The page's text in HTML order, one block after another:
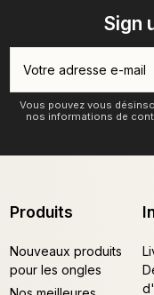
Vous pouvez vous
Nouveaux produits
pour les ongles